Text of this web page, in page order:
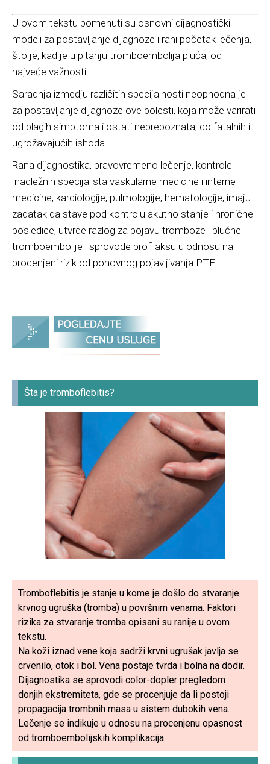
U ovom tekstu pomenuti su osnovni dijagnostički
modeli za postavljanje dijagnoze i rani početak lečenja,
što je, kad je u pitanju tromboembolija pluća, od
najveće važnosti.
Saradnja izmedju različitih specijalnosti neophodna je
za postavljanje dijagnoze ove bolesti, koja može varirati
od blagih simptoma i ostati neprepoznata, do fatalnih i
ugrožavajućih ishoda.
Rana dijagnostika, pravovremeno lečenje, kontrole
nadležnih specijalista vaskularne medicine i interne
medicine, kardiologije, pulmologije, hematologije, imaju
zadatak da stave pod kontrolu akutno stanje i hronične
posledice, utvrde razlog za pojavu tromboze i plućne
tromboembolije i sprovode profilaksu u odnosu na
procenjeni rizik od ponovnog pojavljivanja PTE.
Šta je tromboflebitis?
Tromboflebitis je stanje u kome je došlo do stvaranje
krvnog ugruška (tromba) u površnim venama. Faktori
rizika za stvaranje tromba opisani su ranije u ovom
tekstu.
Na koži iznad vene koja sadrži krvni ugrušak javlja se
crvenilo, otok i bol. Vena postaje tvrda i bolna na dodir.
Dijagnostika se sprovodi color-dopler pregledom
donjih ekstremiteta, gde se procenjuje da li postoji
propagacija trombnih masa u sistem dubokih vena.
Lečenje se indikuje u odnosu na procenjenu opasnost
od tromboembolijskih komplikacija.